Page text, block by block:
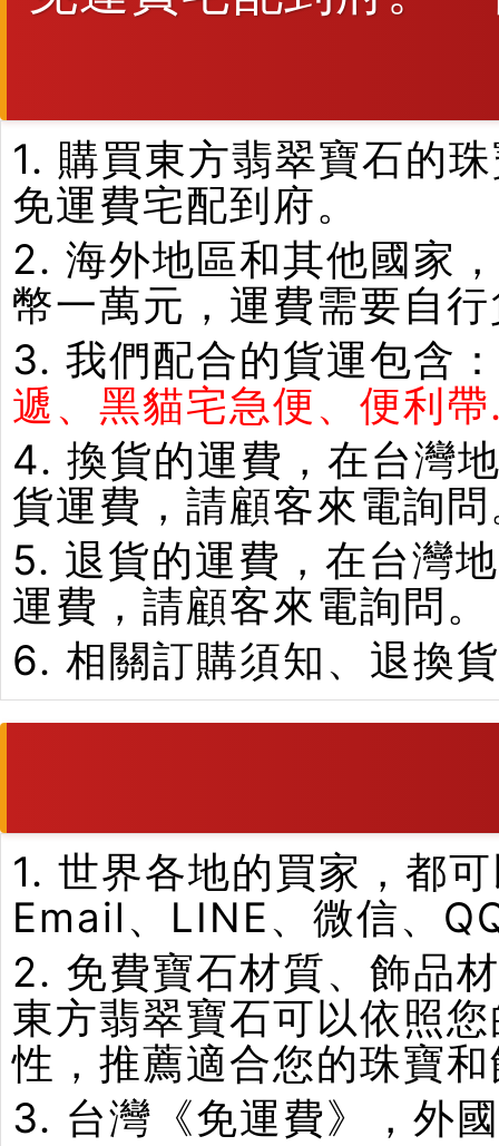
1. 購買東方翡翠寶石的
免運費宅配到府。
2. 海外地區和其他國家
幣一萬元，運費需要自
3. 我們配合的貨運包含：
遞、黑貓宅急便、便利
4. 換貨的運費，在台灣
貨運費，請顧客來電詢
5. 退貨的運費，在台灣
運費，請顧客來電詢問。
6. 相關訂購須知、退換
1. 世界各地的買家，都
Email、LINE、微信、
2. 免費寶石材質、飾品
東方翡翠寶石可以依照
性，推薦適合您的珠寶
3. 台灣《免運費》，外